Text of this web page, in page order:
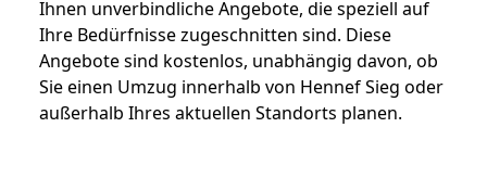
Ihnen unverbindliche Angebote, die speziell auf
Ihre Bedürfnisse zugeschnitten sind. Diese
Angebote sind kostenlos, unabhängig davon, ob
Sie einen Umzug innerhalb von Hennef Sieg oder
außerhalb Ihres aktuellen Standorts planen.